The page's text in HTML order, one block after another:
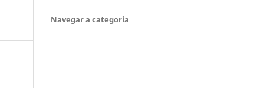
Navegar a categoria